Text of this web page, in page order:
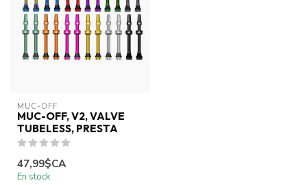
MUC-OFF
MUC-OFF, V2, VALVE
TUBELESS, PRESTA
47,99$CA
En stock